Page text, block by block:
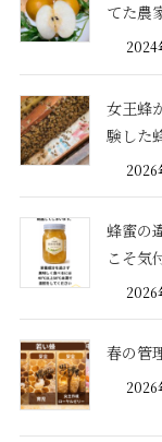
てた農
2024
女王蜂
験した
2026
蜂蜜の
こそ気
2026
春の管
2026